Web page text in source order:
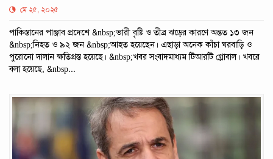
মে ২৫, ২০২৫
পাকিস্তানের পাঞ্জাব প্রদেশে &nbsp;ভারী বৃষ্টি ও তীব্র ঝড়ের কারণে অন্তত ১৩ জন
&nbsp;নিহত ও ৯২ জন &nbsp;আহত হয়েছেন। এছাড়া অনেক কাঁচা ঘরবাড়ি ও
পুরোনো দালান ক্ষতিগ্রস্ত হয়েছে। &nbsp;খবর সংবাদমাধ্যম টিআরটি গ্লোবাল। খবরে
বলা হয়েছে, &nbsp...